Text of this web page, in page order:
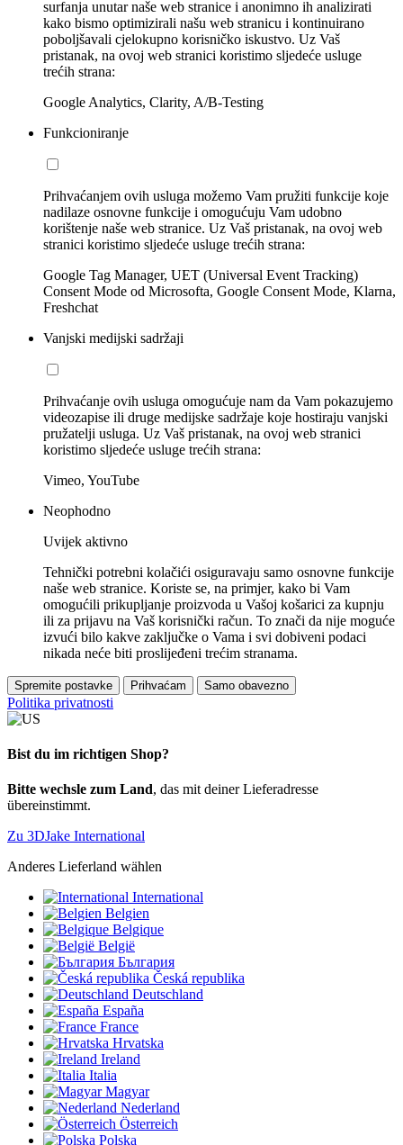
surfanja unutar naše web stranice i anonimno ih analizirati
kako bismo optimizirali našu web stranicu i kontinuirano
poboljšavali cjelokupno korisničko iskustvo. Uz Vaš
pristanak, na ovoj web stranici koristimo sljedeće usluge
trećih strana:
Google Analytics, Clarity, A/B-Testing
Funkcioniranje
Prihvaćanjem ovih usluga možemo Vam pružiti funkcije koje
nadilaze osnovne funkcije i omogućuju Vam udobno
korištenje naše web stranice. Uz Vaš pristanak, na ovoj web
stranici koristimo sljedeće usluge trećih strana:
Google Tag Manager, UET (Universal Event Tracking)
Consent Mode od Microsofta, Google Consent Mode, Klarna,
Freshchat
Vanjski medijski sadržaji
Prihvaćanje ovih usluga omogućuje nam da Vam pokazujemo
videozapise ili druge medijske sadržaje koje hostiraju vanjski
pružatelji usluga. Uz Vaš pristanak, na ovoj web stranici
koristimo sljedeće usluge trećih strana:
Vimeo, YouTube
Neophodno
Uvijek aktivno
Tehnički potrebni kolačići osiguravaju samo osnovne funkcije
naše web stranice. Koriste se, na primjer, kako bi Vam
omogućili prikupljanje proizvoda u Vašoj košarici za kupnju
ili za prijavu na Vaš korisnički račun. To znači da nije moguće
izvući bilo kakve zaključke o Vama i svi dobiveni podaci
nikada neće biti proslijeđeni trećim stranama.
Spremite postavke Prihvaćam Samo obavezno
Politika privatnosti
Bist du im richtigen Shop?
Bitte wechsle zum Land, das mit deiner Lieferadresse
übereinstimmt.
Zu 3DJake International
Anderes Lieferland wählen
International
Belgien
Belgique
België
България
Česká republika
Deutschland
España
France
Hrvatska
Ireland
Italia
Magyar
Nederland
Österreich
Polska